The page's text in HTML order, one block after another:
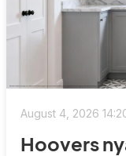
August 4, 2026
Hoovers